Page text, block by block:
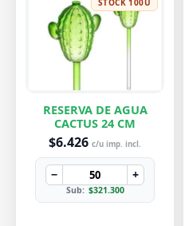
RESERVA DE AGUA
CACTUS 24 CM
$6.426 c/u imp. incl.
− +
Sub: $321.300